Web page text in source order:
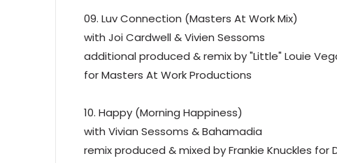
09. Luv Connection (Masters At Work Mix)
with Joi Cardwell & Vivien Sessoms
additional produced & remix by "Little" Louie
for Masters At Work Productions
10. Happy (Morning Happiness)
with Vivian Sessoms & Bahamadia
remix produced & mixed by Frankie Knuckles for